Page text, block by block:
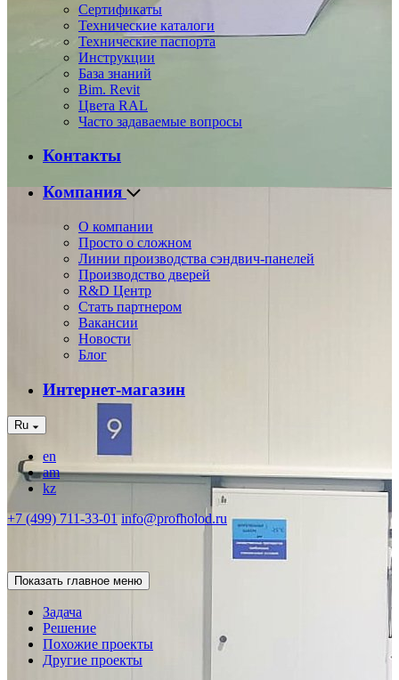
Сертификаты
Технические каталоги
Технические паспорта
Инструкции
База знаний
Bim. Revit
Цвета RAL
Часто задаваемые вопросы
Контакты
Компания
О компании
Просто о сложном
Линии производства сэндвич-панелей
Производство дверей
R&D Центр
Стать партнером
Вакансии
Новости
Блог
Интернет-магазин
Ru
en
am
kz
+7 (499) 711-33-01 info@profholod.ru
Показать главное меню
Задача
Решение
Похожие проекты
Другие проекты